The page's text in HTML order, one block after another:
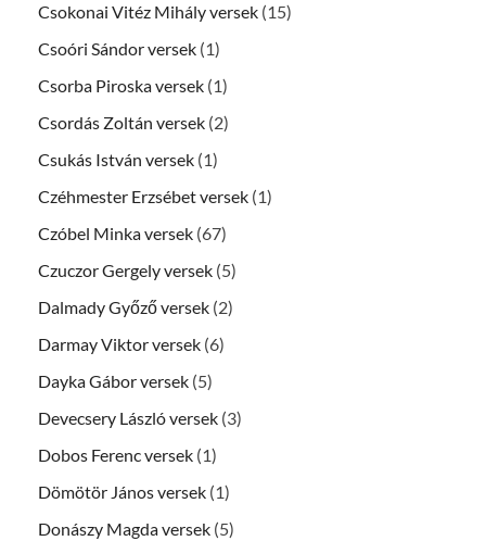
Csokonai Vitéz Mihály versek (15)
Csoóri Sándor versek (1)
Csorba Piroska versek (1)
Csordás Zoltán versek (2)
Csukás István versek (1)
Czéhmester Erzsébet versek (1)
Czóbel Minka versek (67)
Czuczor Gergely versek (5)
Dalmady Győző versek (2)
Darmay Viktor versek (6)
Dayka Gábor versek (5)
Devecsery László versek (3)
Dobos Ferenc versek (1)
Dömötör János versek (1)
Donászy Magda versek (5)